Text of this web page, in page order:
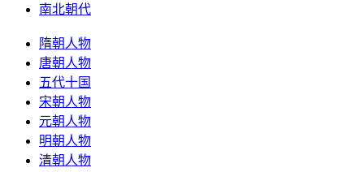
南北朝代
隋朝人物
唐朝人物
五代十国
宋朝人物
元朝人物
明朝人物
清朝人物